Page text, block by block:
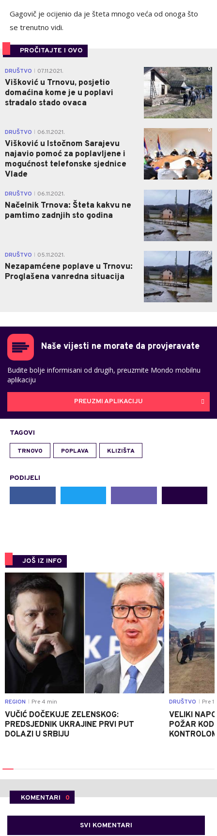
Gagovič je ocijenio da je šteta mnogo veća od onoga što
se trenutno vidi.
PROČITAJTE I OVO
DRUŠTVO 07.11.2021.
Višković u Trnovu, posjetio
domaćina kome je u poplavi
stradalo stado ovaca
0
DRUŠTVO 06.11.2021.
Višković u Istočnom Sarajevu
najavio pomoć za poplavljene i
mogućnost telefonske sjednice
Vlade
0
DRUŠTVO 06.11.2021.
Načelnik Trnova: Šteta kakvu ne
pamtimo zadnjih sto godina
0
DRUŠTVO 05.11.2021.
Nezapamćene poplave u Trnovu:
Proglašena vanredna situacija
0
Naše vijesti ne morate da provjeravate
Budite bolje informisani od drugih, preuzmite Mondo mobilnu
aplikaciju
PREUZMI APLIKACIJU
TAGOVI
TRNOVO POPLAVA KLIZIŠTA
PODIJELI
JOŠ IZ INFO
0
REGION Pre 4 min
VUČIĆ DOČEKUJE ZELENSKOG:
PREDSJEDNIK UKRAJINE PRVI PUT
DOLAZI U SRBIJU
DRUŠTVO Pre
VELIKI
POŽAR KOD
KONTROLOM
KOMENTARI 0
SVI KOMENTARI